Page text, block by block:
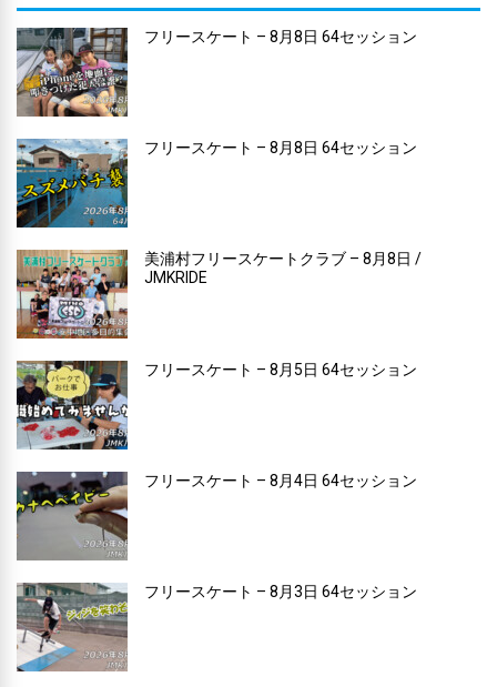
フリースケート – 8月8日 64セッション
フリースケート – 8月8日 64セッション
美浦村フリースケートクラブ – 8月8日 /
JMKRIDE
フリースケート – 8月5日 64セッション
フリースケート – 8月4日 64セッション
フリースケート – 8月3日 64セッション